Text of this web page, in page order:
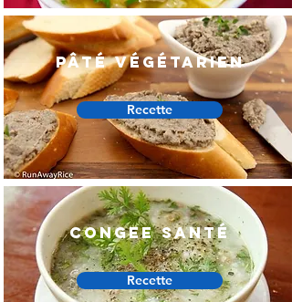
Pâté Végétarien
Recette
Congee santé
Recette